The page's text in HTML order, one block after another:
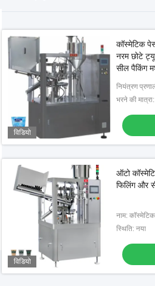
विडियो
वैक्यूम सिस्टम और लामिना प्रवाह सुरक्षा के
साथ डेस्कटॉप सिरिंज फिलर
सबसे अच्छी कीमत पाएं
विडियो
कॉस्मेटिक
नरम छोटे
सील पैकिंग
नियंत्रण
भरने की
विडियो
ऑटो
फिलिंग और
नाम:
स्थिति: नया